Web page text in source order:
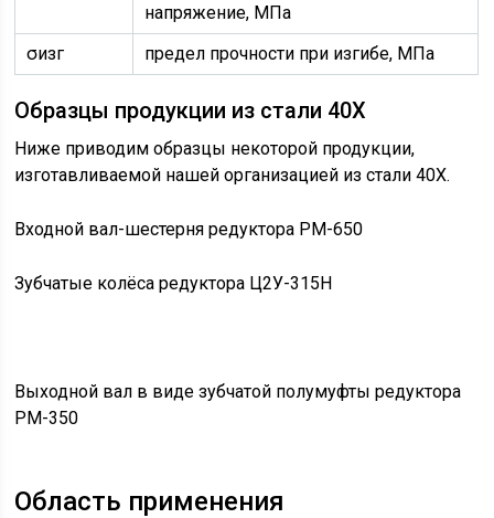
напряжение, МПа
σизг
предел прочности при изгибе, МПа
Образцы продукции из стали 40Х
Ниже приводим образцы некоторой продукции,
изготавливаемой нашей организацией из стали 40Х.
Входной вал-шестерня редуктора РМ-650
Зубчатые колёса редуктора Ц2У-315Н
Выходной вал в виде зубчатой полумуфты редуктора
РМ-350
Область применения